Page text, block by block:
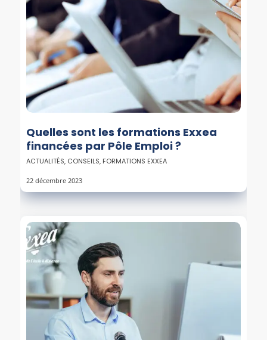
Quelles sont les formations Exxea
financées par Pôle Emploi ?
ACTUALITÉS, CONSEILS, FORMATIONS EXXEA
22 décembre 2023